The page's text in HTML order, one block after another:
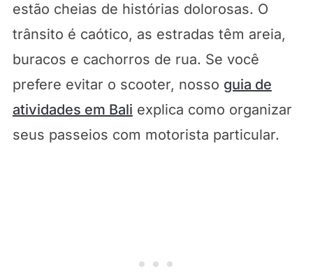
estão cheias de histórias dolorosas. O
trânsito é caótico, as estradas têm areia,
buracos e cachorros de rua. Se você
prefere evitar o scooter, nosso guia de
atividades em Bali explica como organizar
seus passeios com motorista particular.